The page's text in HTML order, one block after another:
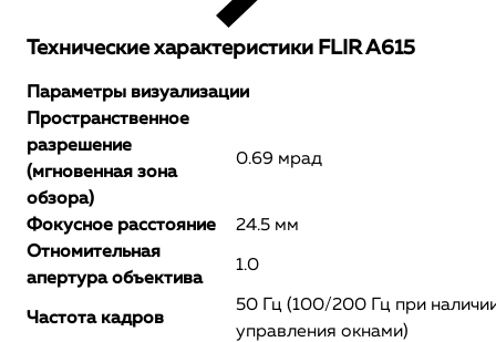
Технические характеристики FLIR A615
Параметры визуализации
Пространственное
разрешение
(мгновенная зона
обзора)
0.69 мрад
Фокусное расстояние
24.5 мм
Отномительная
апертура объектива
1.0
Частота кадров
50 Гц (100/200 Гц при
управления окнами)